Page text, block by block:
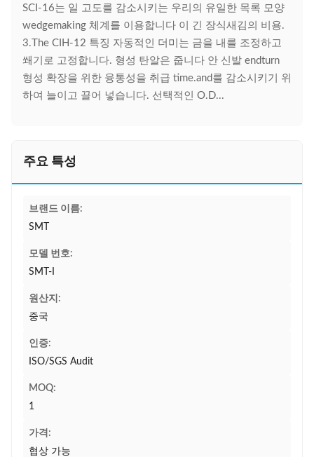
SCI-16는 일 고도를 감소시키는 우리의 유일한 목록 모양
wedgemaking 체계를 이용합니다 이 긴 장식새김의 비용.
3.The CIH-12 특징 자동적인 더미는 금을 내를 조정하고
쐐기로 고정합니다. 형성 탄알은 줍니다 안 신발 endturn
형성 확장을 위한 융통성을 취급 time.and를 감소시키기 위
하여 늘이고 끌어 넣습니다. 선택적인 O.D...
주요 특성
브랜드 이름:
SMT
모델 번호:
SMT-I
원산지:
중국
인증:
ISO/SGS Audit
MOQ:
1
가격:
협상 가능